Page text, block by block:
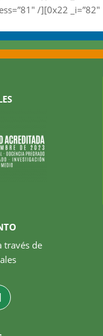
/][0x22 _i=”82″
través de